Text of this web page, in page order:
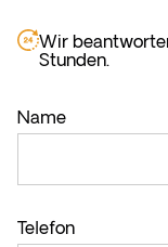
Wir
Stunden.
Name
Telefon